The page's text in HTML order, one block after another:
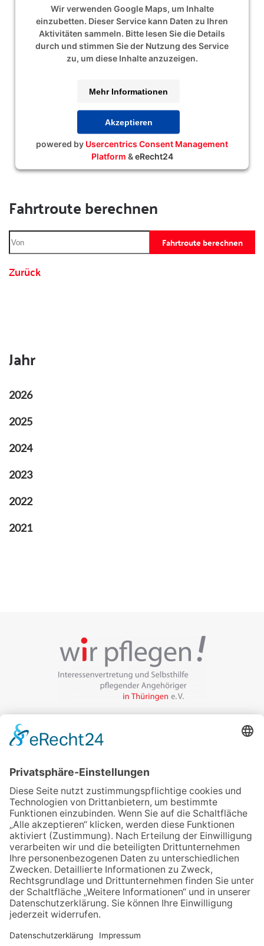
Wir verwenden Google Maps, um Inhalte
einzubetten. Dieser Service kann Daten zu Ihren
Aktivitäten sammeln. Bitte lesen Sie die Details
durch und stimmen Sie der Nutzung des Service
zu, um diese Inhalte anzuzeigen.
Mehr Informationen
Akzeptieren
powered by Usercentrics Consent Management
Platform &eRecht24
Fahrtroute berechnen
Fahrtroute berechnen
Zurück
Jahr
2026
2025
2024
2023
2022
2021
Veranstalter:
wir pflegen in Thüringen e.V.
99085 Erfurt
Email schreiben
Uns unterstützen / Spenden
Alle Termine
Übersichtskarte
Veranstaltung anmelden